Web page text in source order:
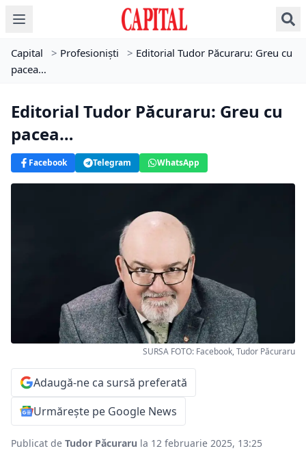
Capital > Profesioniști > Editorial Tudor Păcuraru: Greu cu
pacea…
Editorial Tudor Păcuraru: Greu cu
pacea…
Facebook Telegram WhatsApp
SURSA FOTO: Facebook, Tudor Păcuraru
Adaugă-ne ca sursă preferată
Urmărește pe Google News
Publicat de Tudor Păcuraru la 12 februarie 2025, 13:25